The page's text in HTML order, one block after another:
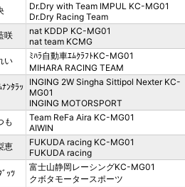
Dr.Dry with Team IMPUL KC-MG01
Dr.Dry Racing Team
咲
nat KDDP KC-MG01
nat team KCMG
い
ﾐﾊﾗ自動車ｴﾑｸﾗﾌﾄKC-MG01
MIHARA RACING TEAM
ﾝﾀﾗｯ
INGING 2W Singha Sittipol Nexter KC-
MG01
INGING MOTORSPORT
も
Team ReFa Aira KC-MG01
AIWIN
恵
FUKUDA racing KC-MG01
FUKUDA racing
ﾞｯﾂ
富士山静岡レーシングKC-MG01
クボタモータースポーツ